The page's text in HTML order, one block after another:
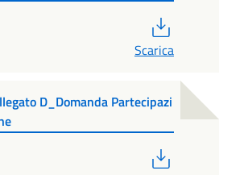
Scarica
D_Domanda Partecipazi